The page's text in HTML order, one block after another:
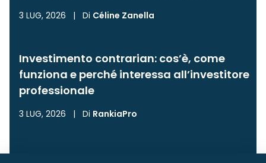
3 LUG, 2026 | Di Céline Zanella
Investimento contrarian: cos’è, come
funziona e perché interessa all’investitore
professionale
3 LUG, 2026 | Di RankiaPro